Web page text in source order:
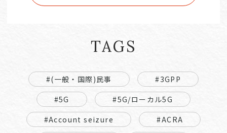
TAGS
#(一般・国際)民事
#3GPP
#5G
#5G/ローカル5G
#Account seizure
#ACRA